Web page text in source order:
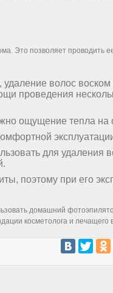
Это позволяет
волос
проведения
ощущение тепла на
для удаления
поэтому при его
домашний
косметолога и лечащего